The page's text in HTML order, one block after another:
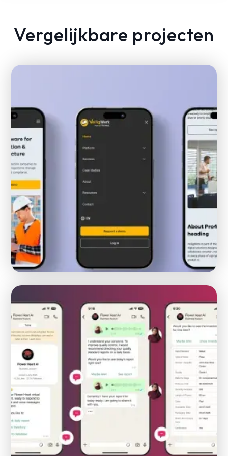
Vergelijkbare projecten
Hoe Safetyfirst een rebranding onderging en
migreerde van WordPress naar Webflow
WEBFLOW MIGRATIE